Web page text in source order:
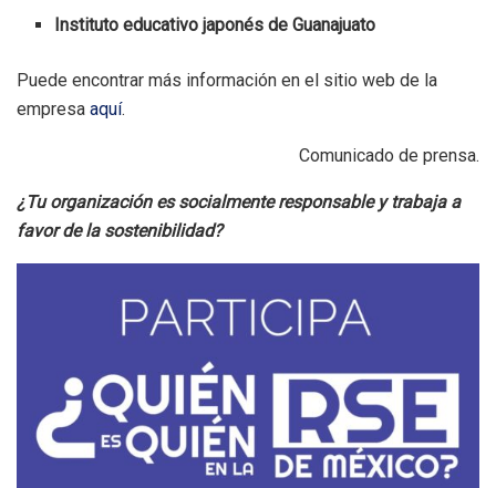
Instituto educativo japonés de Guanajuato
Puede encontrar más información en el sitio web de la
empresa aquí.
Comunicado de prensa.
¿Tu organización es socialmente responsable y trabaja a
favor de la sostenibilidad?